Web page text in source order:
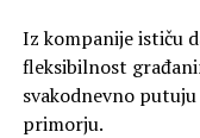
Iz kompanije ističu
fleksibilnost
svakodnevno
primorju.